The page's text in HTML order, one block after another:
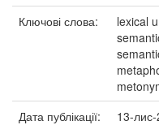
Ключові слова:
lexical
Дата публікації:
13-